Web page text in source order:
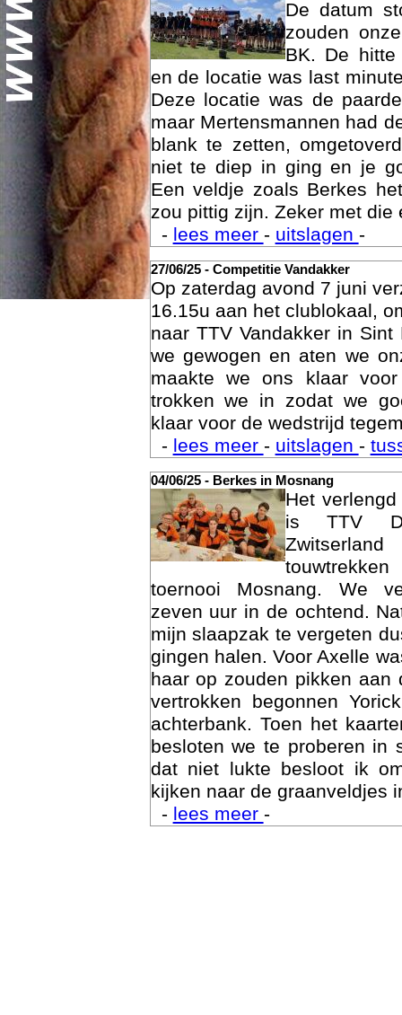
De datum
zouden
BK. De
en de locatie was last
Deze locatie was de
maar Mertensmannen had
blank te zetten,
niet te diep in ging en je
Een veldje zoals Berkes
zou pittig zijn. Zeker met die
- lees meer - uitslagen -
27/06/25 - Competitie Vandakker
Op zaterdag avond 7 juni
16.15u aan het clublokaal,
naar TTV Vandakker in
we gewogen en aten we
maakte we ons klaar
trokken we in zodat we
klaar voor de wedstrijd
- lees meer - uitslagen -
04/06/25 - Berkes in Mosnang
Het
is TTV
toernooi Mosnang. We
zeven uur in de ochtend.
mijn slaapzak te vergeten
gingen halen. Voor Axelle
haar op zouden pikken aan
vertrokken begonnen
achterbank. Toen het
besloten we te proberen in
dat niet lukte besloot ik
kijken naar de graanveldjes
- lees meer -